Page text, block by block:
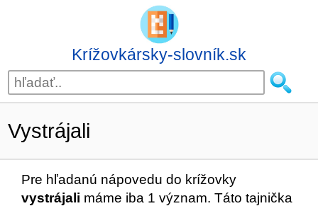
Krížovkársky-slovník.sk
Vystrájali
Pre hľadanú nápovedu do krížovky
vystrájali máme iba 1 význam. Táto tajnička